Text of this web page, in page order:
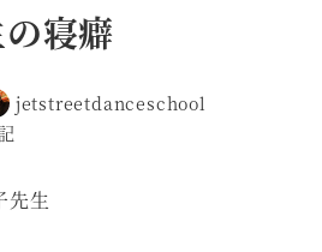
寝癖
jetstreetdanceschool
生